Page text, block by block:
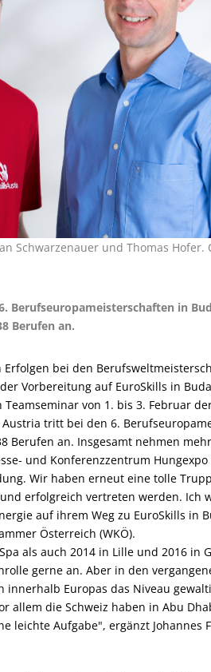
Schwarzenauer und Thomas Hofer.
Berufseuropameisterschaften in
Berufen an.
bei den
Vorbereitung auf EuroSkills in
von 1. bis 3. Februar
Austria tritt bei den 6.
Berufen an. Insgesamt nehmen
und Konferenzzentrum
Wir haben erneut eine tolle
erfolgreich vertreten werden. Ich
auf ihrem Weg zu EuroSkills in
Österreich (WKÖ).
als auch 2014 in Lille und 2016 in
gerne an. Aber in den
Europas das Niveau
allem die Schweiz haben in Abu
leichte Aufgabe", ergänzt Johannes